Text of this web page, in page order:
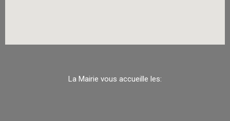
La Mairie vous accueille les: